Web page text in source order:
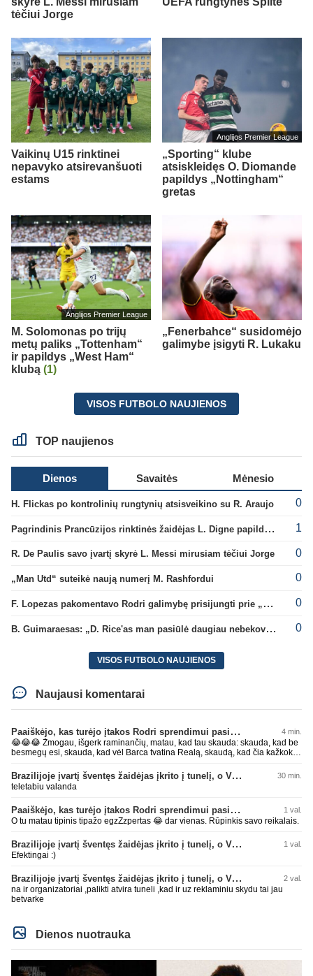
tėčiui Jorge
Vaikinų U15 rinktinei
nepavyko atsirevanšuoti
estams
Anglijos Premier League
„Sporting“ klube
atsiskleidęs O. Diomande
papildys „Nottingham“
gretas
Anglijos Premier League
M. Solomonas po trijų
metų paliks „Tottenham“
ir papildys „West Ham“
klubą (1)
„Fenerbahce“ susidomėjo
galimybe įsigyti R. Lukaku
VISOS FUTBOLO NAUJIENOS
TOP naujienos
Dienos Savaitės Mėnesio
H. Flickas po kontrolinių rungtynių atsisveikino su R. Araujo 0
Pagrindinis Prancūzijos rinktinės žaidėjas L. Digne papildė PSG gretas 1
R. De Paulis savo įvartį skyrė L. Messi mirusiam tėčiui Jorge 0
„Man Utd“ suteikė naują numerį M. Rashfordui 0
F. Lopezas pakomentavo Rodri galimybę prisijungti prie „Barcelona“ ekipos 0
B. Guimaraesas: „D. Rice'as man pasiūlė daugiau nebekovoti tarpusavyje“ 0
VISOS FUTBOLO NAUJIENOS
Naujausi komentarai
Paaiškėjo, kas turėjo įtakos Rodri sprendimui pasirinkti Barselonos pusę 4 min.
😂😂😂 Žmogau, išgerk raminančių, matau, kad tau skauda: skauda, kad be
besmegų esi, skauda, kad vėl Barca tvatina Realą, skaudą, kad čia kažkoks
nepatare ką daryti, pyksti, nes pačio galva tuščia ir toliau mynkai įžeidinėjimų
kortą. Ech, žmogau, žmogau... geriau tu būtųm patylėjelęs. P.S. Taip žinau
kaip veikia AI, todėl ir sugebu jį sudurninti, ne kartą jau tai pavyko. O tu kaip
parašiau faktą. Ant kiek tu be smegenų, wow, žiauriai man gėda už tave.
Sėkmės, bičiuli, matau, kad toliau bus tik drgradavimas pačio, užtenka ir taip
koks blemba skyrtumas.... besmegenų esantis avinas ir bus tik avinas... daug
čia apie save balvone prirašei. Gėda man už tave. Toks iš retesnių bukumo
esi čia.
Brazilijoje įvartį šventęs žaidėjas įkrito į tunelį, o VAR įvartį atšaukė 30 min.
teletabiu valanda
Paaiškėjo, kas turėjo įtakos Rodri sprendimui pasirinkti Barselonos pusę 1 val.
O tu matau tipinis tipažo egzZzpertas 😂 dar vienas. Rūpinkis savo reikalais.
Brazilijoje įvartį šventęs žaidėjas įkrito į tunelį, o VAR įvartį atšaukė 1 val.
Efektingai :)
Brazilijoje įvartį šventęs žaidėjas įkrito į tunelį, o VAR įvartį atšaukė 2 val.
na ir organizatoriai ,palikti atvira tuneli ,kad ir uz reklaminiu skydu tai jau
betvarke
Dienos nuotrauka